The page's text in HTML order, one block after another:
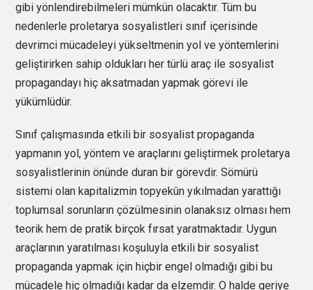
gibi yönlendirebilmeleri mümkün olacaktır. Tüm bu
nedenlerle proletarya sosyalistleri sınıf içerisinde
devrimci mücadeleyi yükseltmenin yol ve yöntemlerini
geliştirirken sahip oldukları her türlü araç ile sosyalist
propagandayı hiç aksatmadan yapmak görevi ile
yükümlüdür.
Sınıf çalışmasında etkili bir sosyalist propaganda
yapmanın yol, yöntem ve araçlarını geliştirmek proletarya
sosyalistlerinin önünde duran bir görevdir. Sömürü
sistemi olan kapitalizmin topyekûn yıkılmadan yarattığı
toplumsal sorunların çözülmesinin olanaksız olması hem
teorik hem de pratik birçok fırsat yaratmaktadır. Uygun
araçlarının yaratılması koşuluyla etkili bir sosyalist
propaganda yapmak için hiçbir engel olmadığı gibi bu
mücadele hiç olmadığı kadar da elzemdir. O halde geriye